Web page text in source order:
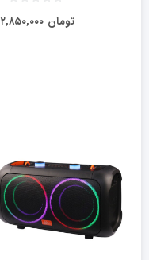
۲,۸۵۰,۰۰۰ تومان